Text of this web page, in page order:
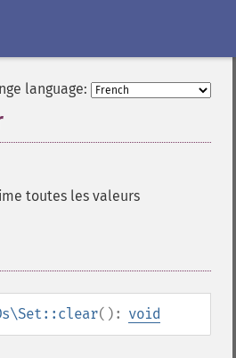
language:
toutes les valeurs
(): void